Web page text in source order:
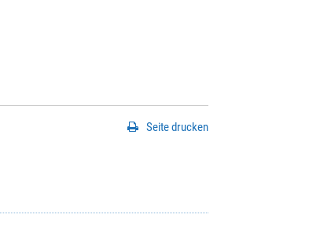
Seite drucken